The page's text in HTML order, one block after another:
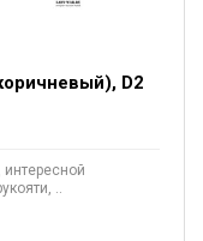
D2
..